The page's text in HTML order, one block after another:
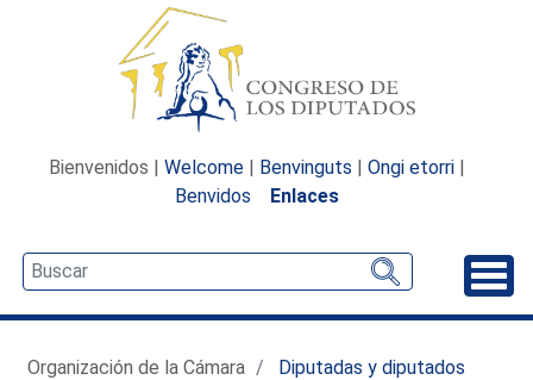
Bienvenidos | Welcome | Benvinguts | Ongi etorri |
Benvidos
Enlaces
Organización de la Cámara
Diputadas y diputados